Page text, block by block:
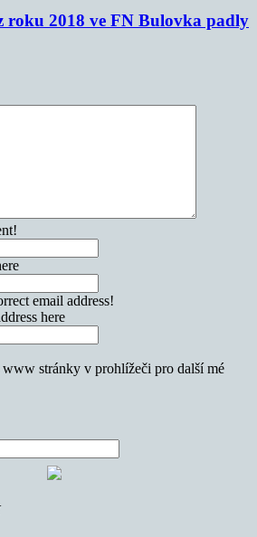
roku 2018 ve FN Bulovka padly
email address!
here
stránky v prohlížeči pro další mé